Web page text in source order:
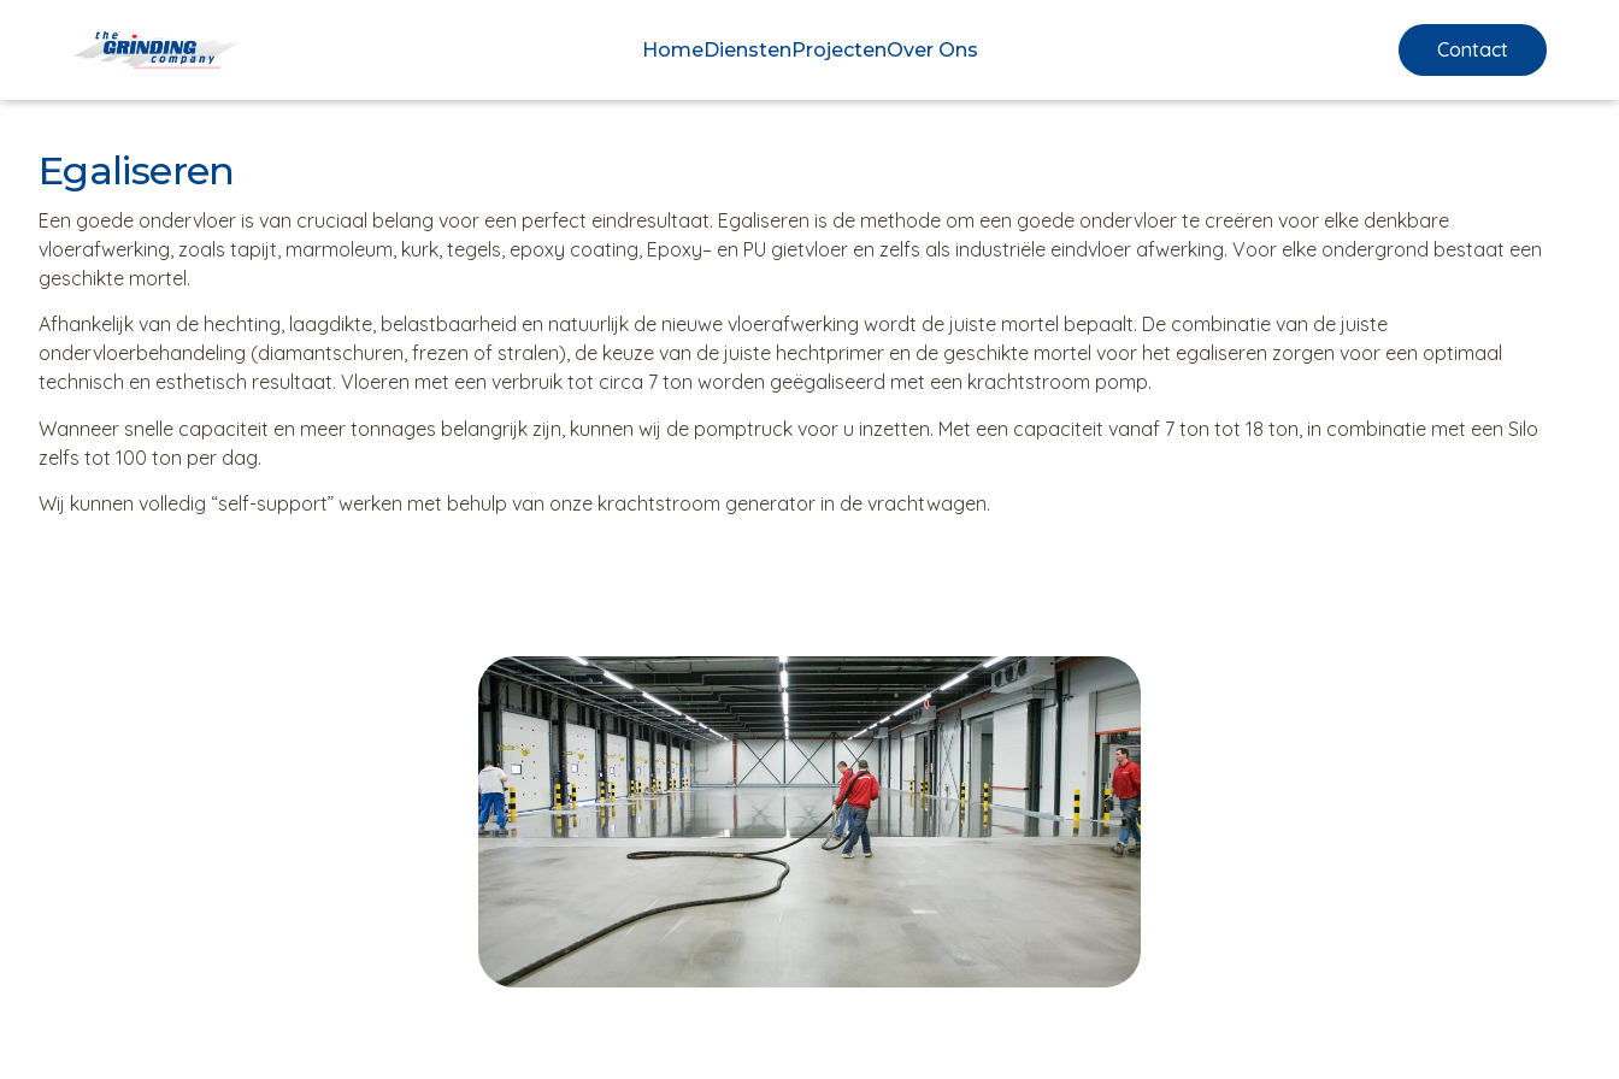
HomeDienstenProjectenOver Ons Contact
Egaliseren
Een goede ondervloer is van cruciaal belang voor een perfect eindresultaat. Egaliseren is de methode om een goede ondervloer te creëren voor elke denkbare
vloerafwerking, zoals tapijt, marmoleum, kurk, tegels, epoxy coating, Epoxy– en PU gietvloer en zelfs als industriële eindvloer afwerking. Voor elke ondergrond bestaat een
geschikte mortel.
Afhankelijk van de hechting, laagdikte, belastbaarheid en natuurlijk de nieuwe vloerafwerking wordt de juiste mortel bepaalt. De combinatie van de juiste
ondervloerbehandeling (diamantschuren, frezen of stralen), de keuze van de juiste hechtprimer en de geschikte mortel voor het egaliseren zorgen voor een optimaal
technisch en esthetisch resultaat. Vloeren met een verbruik tot circa 7 ton worden geëgaliseerd met een krachtstroom pomp.
Wanneer snelle capaciteit en meer tonnages belangrijk zijn, kunnen wij de pomptruck voor u inzetten. Met een capaciteit vanaf 7 ton tot 18 ton, in combinatie met een Silo
zelfs tot 100 ton per dag.
Wij kunnen volledig “self-support” werken met behulp van onze krachtstroom generator in de vrachtwagen.